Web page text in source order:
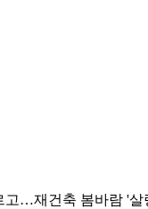
…재건축 봄바람 '살